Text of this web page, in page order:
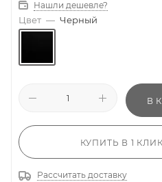
Нашли дешевле?
Цвет — Черный
В
КУПИТЬ В 1 КЛИК
Рассчитать доставку